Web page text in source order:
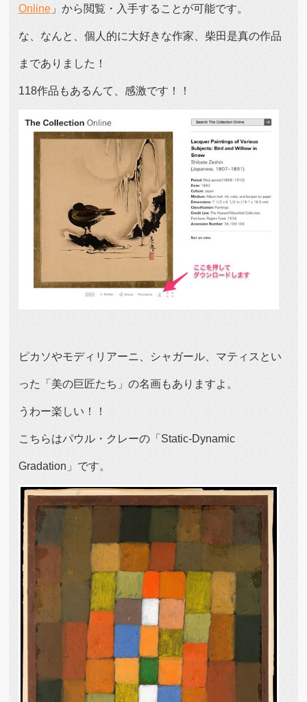
Online」から閲覧・入手することが可能です。
な、なんと、個人的に大好きな作家、柴田是真の作品
までありました！
118作品もあるんて、感激です！！
ピカソやモディリアーニ、シャガール、マティスとい
った「美の巨匠たち」の名画もありますよ。
うわー楽しい！！
こちらはパウル・クレーの「Static-Dynamic
Gradation」です。